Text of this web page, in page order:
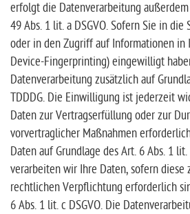
erfolgt die Datenverarbeitung
49 Abs. 1 lit. a DSGVO. Sofern Sie in die
oder in den Zugriff auf Informationen in
Device-Fingerprinting) eingewilligt
Datenverarbeitung zusätzlich auf
TDDDG. Die Einwilligung ist jederzeit
Daten zur Vertragserfüllung oder zur
vorvertraglicher Maßnahmen
Daten auf Grundlage des Art. 6 Abs. 1
verarbeiten wir Ihre Daten, sofern diese
rechtlichen Verpflichtung erforderlich
6 Abs. 1 lit. c DSGVO. Die